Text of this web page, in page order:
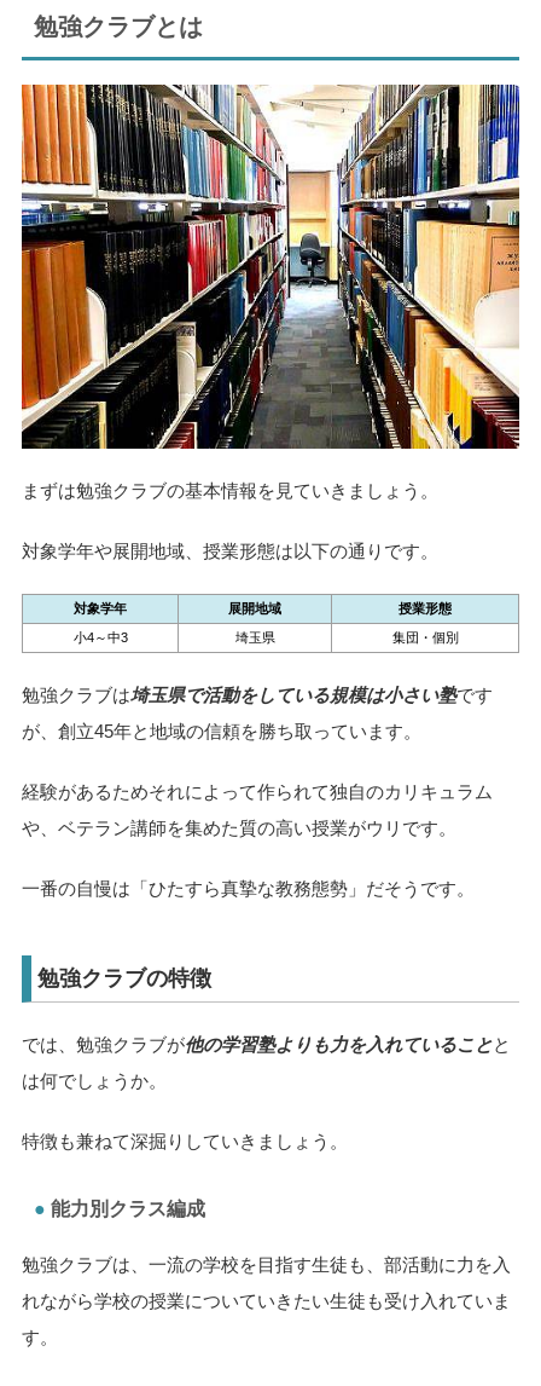
勉強クラブとは
まずは勉強クラブの基本情報を見ていきましょう。
対象学年や展開地域、授業形態は以下の通りです。
対象学年 展開地域
授業形態
小4～中3
埼玉県 集団・個別
勉強クラブは埼玉県で活動をしている規模は小さい塾です
が、創立45年と地域の信頼を勝ち取っています。
経験があるためそれによって作られて独自のカリキュラム
や、ベテラン講師を集めた質の高い授業がウリです。
一番の自慢は「ひたすら真摯な教務態勢」だそうです。
勉強クラブの特徴
では、勉強クラブが他の学習塾よりも力を入れていることと
は何でしょうか。
特徴も兼ねて深掘りしていきましょう。
能力別クラス編成
勉強クラブは、一流の学校を目指す生徒も、部活動に力を入
れながら学校の授業についていきたい生徒も受け入れていま
す。